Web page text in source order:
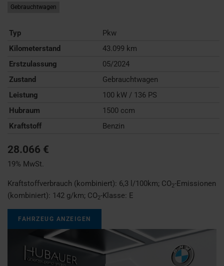
Gebrauchtwagen
Typ
Pkw
Kilometerstand
43.099 km
Erstzulassung
05/2024
Zustand
Gebrauchtwagen
Leistung
100 kW / 136 PS
Hubraum
1500 ccm
Kraftstoff
Benzin
28.066 €
19% MwSt.
Kraftstoffverbrauch (kombiniert): 6,3 l/100km; CO2-Emissionen
(kombiniert): 142 g/km; CO2-Klasse: E
FAHRZEUG ANZEIGEN